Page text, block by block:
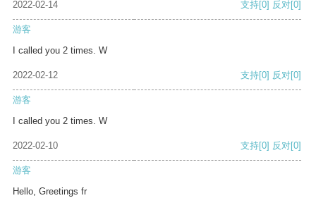
2022-02-14 支持[0] 反对[0]
游客
I called you 2 times. W
2022-02-12 支持[0] 反对[0]
游客
I called you 2 times. W
2022-02-10 支持[0] 反对[0]
游客
Hello, Greetings fr